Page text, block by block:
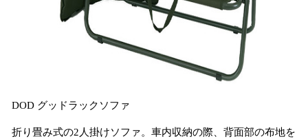
DOD グッドラックソファ
折り畳み式の2人掛けソファ。車内収納の際、背面部の布地を